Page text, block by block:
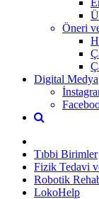
Öneri
Digital Medya
Tıbbi Birimler
Fizik Tedavi
Robotik
LokoHelp